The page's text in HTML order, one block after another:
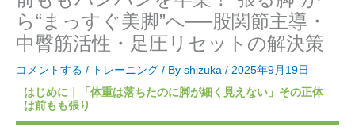
ら“まっすぐ美脚”へ──股関節主導・
中臀筋活性・足圧リセットの解決策
コメントする / トレーニング / By shizuka / 2025年9月19日
はじめに｜「体重は落ちたのに脚が細く見えない」その正体
は前もも張り